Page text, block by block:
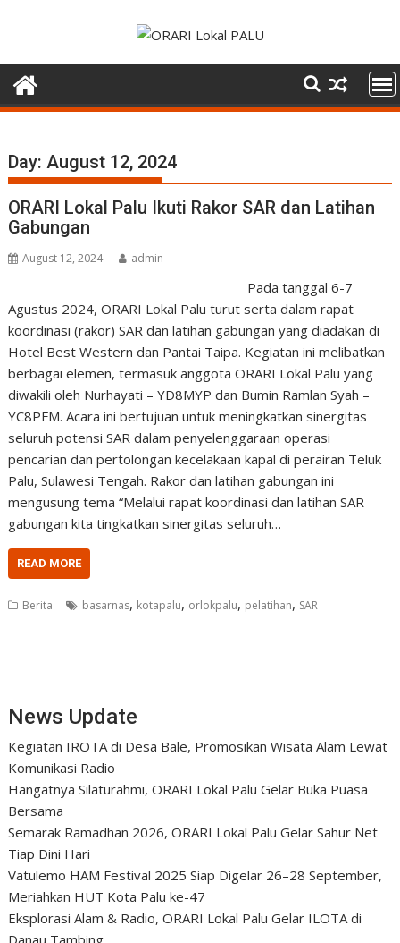
Day:August 12, 2024
ORARI Lokal Palu Ikuti Rakor SAR dan Latihan
Gabungan
August 12, 2024 admin
Pada tanggal 6-7
Agustus 2024, ORARI Lokal Palu turut serta dalam rapat
koordinasi (rakor) SAR dan latihan gabungan yang diadakan di
Hotel Best Western dan Pantai Taipa. Kegiatan ini melibatkan
berbagai elemen, termasuk anggota ORARI Lokal Palu yang
diwakili oleh Nurhayati – YD8MYP dan Bumin Ramlan Syah –
YC8PFM. Acara ini bertujuan untuk meningkatkan sinergitas
seluruh potensi SAR dalam penyelenggaraan operasi
pencarian dan pertolongan kecelakaan kapal di perairan Teluk
Palu, Sulawesi Tengah. Rakor dan latihan gabungan ini
mengusung tema “Melalui rapat koordinasi dan latihan SAR
gabungan kita tingkatkan sinergitas seluruh…
READ MORE
Berita basarnas, kotapalu, orlokpalu, pelatihan, SAR
News Update
Kegiatan IROTA di Desa Bale, Promosikan Wisata Alam Lewat
Komunikasi Radio
Hangatnya Silaturahmi, ORARI Lokal Palu Gelar Buka Puasa
Bersama
Semarak Ramadhan 2026, ORARI Lokal Palu Gelar Sahur Net
Tiap Dini Hari
Vatulemo HAM Festival 2025 Siap Digelar 26–28 September,
Meriahkan HUT Kota Palu ke-47
Eksplorasi Alam & Radio, ORARI Lokal Palu Gelar ILOTA di
Danau Tambing